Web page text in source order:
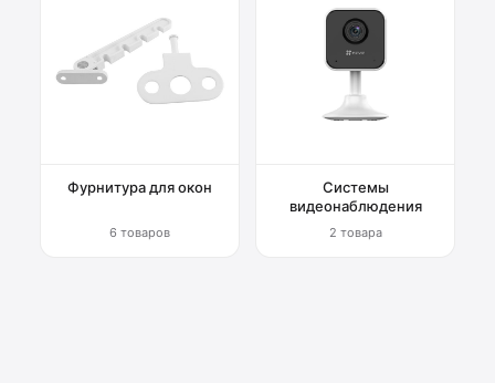
Фурнитура для окон
6 товаров
Системы
видеонаблюдения
2 товара